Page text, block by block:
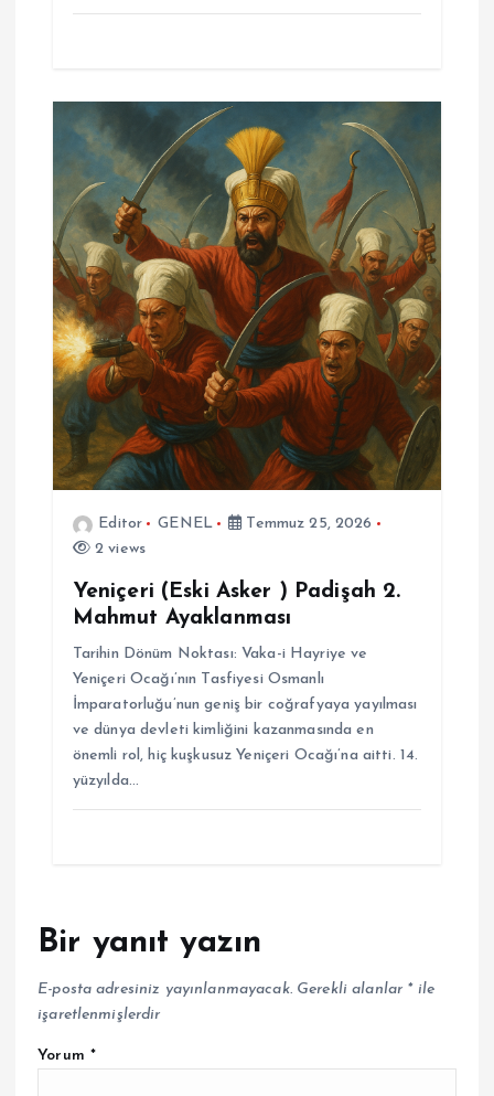
Editor GENEL
Temmuz 25, 2026
2 views
Yeniçeri (Eski Asker ) Padişah 2.
Mahmut Ayaklanması
Tarihin Dönüm Noktası: Vaka-i Hayriye ve
Yeniçeri Ocağı’nın Tasfiyesi Osmanlı
İmparatorluğu’nun geniş bir coğrafyaya yayılması
ve dünya devleti kimliğini kazanmasında en
önemli rol, hiç kuşkusuz Yeniçeri Ocağı’na aitti. 14.
yüzyılda…
Bir yanıt yazın
E-posta adresiniz yayınlanmayacak. Gerekli alanlar *ile
işaretlenmişlerdir
Yorum *